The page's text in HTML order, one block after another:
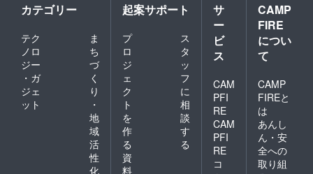
カテゴリー
テク
ノロ
ジー
・ガ
ジェ
ット
ま
ち
づ
く
り
・
地
域
活
性
化
起案サポート
プ
ロ
ジ
ェ
ク
ト
を
作
る
ス
タ
ッ
フ
に
相
談
す
る
資
料
サ
ー
ビ
ス
CAM
PFI
RE
CAM
PFI
RE
コ
CAMP
FIRE
につい
て
CAMP
FIREと
は
あんし
ん・安
全への
取り組